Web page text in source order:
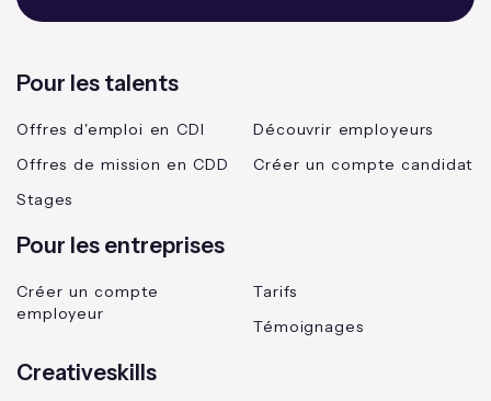
Pour les talents
Offres d'emploi en CDI
Offres de mission en CDD
Stages
Découvrir employeurs
Créer un compte candidat
Pour les entreprises
Créer un compte
employeur
Tarifs
Témoignages
Creativeskills